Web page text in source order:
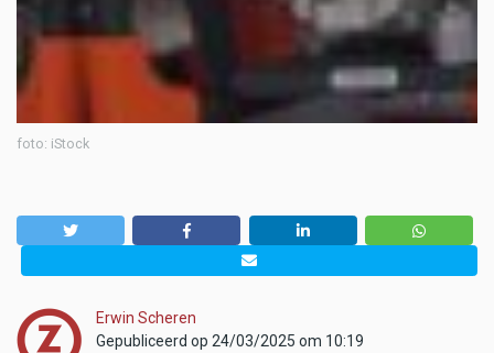
foto: iStock
Erwin Scheren
Gepubliceerd op 24/03/2025 om 10:19